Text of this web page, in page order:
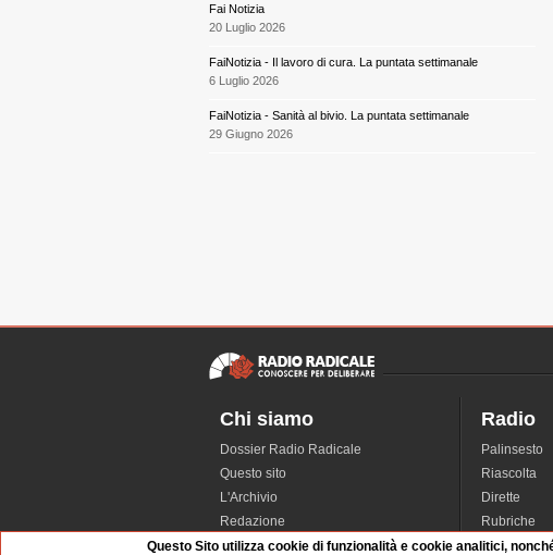
Fai Notizia
20 Luglio 2026
FaiNotizia - Il lavoro di cura. La puntata settimanale
6 Luglio 2026
FaiNotizia - Sanità al bivio. La puntata settimanale
29 Giugno 2026
Chi siamo
Dossier Radio Radicale
Questo sito
L'Archivio
Redazione
La musica da Requiem
Radio
Palinsesto
Riascolta
Dirette
Rubriche
Interviste
Questo Sito utilizza cookie di funzionalità e cookie analitici,